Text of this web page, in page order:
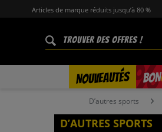
Articles de marque réduits jusqu’à 80 %
NOUVEAUTÉS BON
%
D’autres sports
D’AUTRES SPORTS